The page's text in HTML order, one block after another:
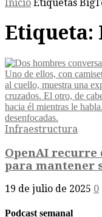
Inicio Etiquetas
Etiqueta:
Infraestructura
OpenAI recurre
para mantener
19 de julio de 2025 0
Podcast semanal